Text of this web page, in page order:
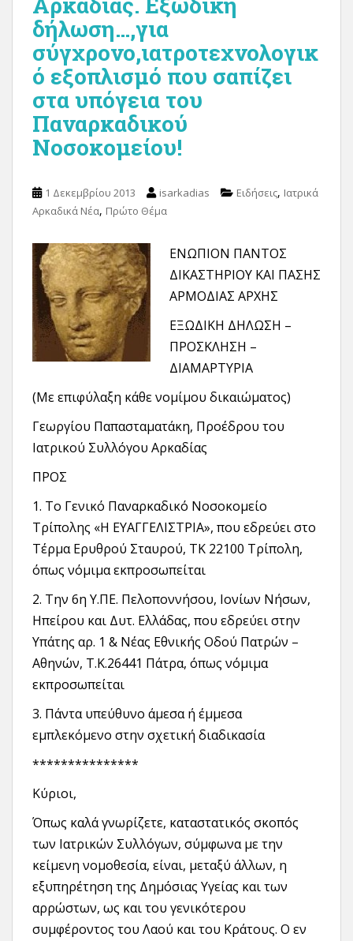
δήλωση…,για
σύγχρονο,ιατροτεχνολογικ
ό εξοπλισμό που σαπίζει
στα υπόγεια του
Παναρκαδικού
Νοσοκομείου!
1 Δεκεμβρίου 2013 isarkadias Ειδήσεις, Ιατρικά
Αρκαδικά Νέα, Πρώτο Θέμα
ΕΝΩΠΙΟΝ ΠΑΝΤΟΣ
ΔΙΚΑΣΤΗΡΙΟΥ ΚΑΙ ΠΑΣΗΣ
ΑΡΜΟΔΙΑΣ ΑΡΧΗΣ
ΕΞΩΔΙΚΗ ΔΗΛΩΣΗ –
ΠΡΟΣΚΛΗΣΗ –
ΔΙΑΜΑΡΤΥΡΙΑ
(Με επιφύλαξη κάθε νομίμου δικαιώματος)
Γεωργίου Παπασταματάκη, Προέδρου του
Ιατρικού Συλλόγου Αρκαδίας
ΠΡΟΣ
1. Το Γενικό Παναρκαδικό Νοσοκομείο
Τρίπολης «Η ΕΥΑΓΓΕΛΙΣΤΡΙΑ», που εδρεύει στο
Τέρμα Ερυθρού Σταυρού, ΤΚ 22100 Τρίπολη,
όπως νόμιμα εκπροσωπείται
2. Την 6η Υ.ΠΕ. Πελοποννήσου, Ιονίων Νήσων,
Ηπείρου και Δυτ. Ελλάδας, που εδρεύει στην
Υπάτης αρ. 1 & Νέας Εθνικής Οδού Πατρών –
Αθηνών, Τ.Κ.26441 Πάτρα, όπως νόμιμα
εκπροσωπείται
3. Πάντα υπεύθυνο άμεσα ή έμμεσα
εμπλεκόμενο στην σχετική διαδικασία
***************
Κύριοι,
Όπως καλά γνωρίζετε, καταστατικός σκοπός
των Ιατρικών Συλλόγων, σύμφωνα με την
κείμενη νομοθεσία, είναι, μεταξύ άλλων, η
εξυπηρέτηση της Δημόσιας Υγείας και των
αρρώστων, ως και του γενικότερου
συμφέροντος του Λαού και του Κράτους. Ο εν